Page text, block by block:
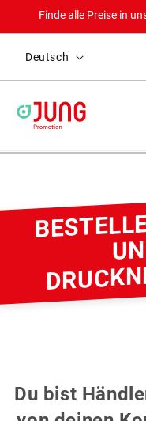
zum
Inhalt
Finde alle Preise in
a
h
Deutsch
Du bist